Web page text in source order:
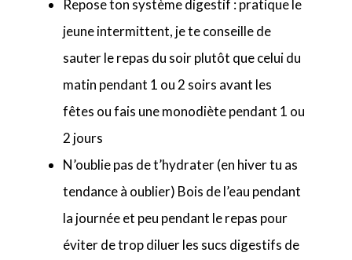
Repose ton système digestif : pratique le
jeune intermittent, je te conseille de
sauter le repas du soir plutôt que celui du
matin pendant 1 ou 2 soirs avant les
fêtes ou fais une monodiète pendant 1 ou
2 jours
N’oublie pas de t’hydrater (en hiver tu as
tendance à oublier) Bois de l’eau pendant
la journée et peu pendant le repas pour
éviter de trop diluer les sucs digestifs de